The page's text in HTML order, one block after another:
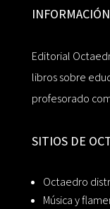
INFORMACIÓN
Editorial
libros sobre
profesorado
SITIOS DE
Octaedro
Música y